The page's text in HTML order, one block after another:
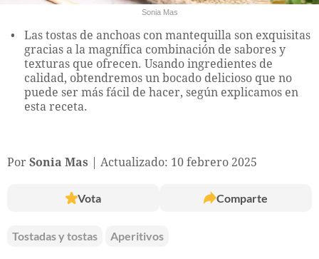
Sonia Mas
Las tostas de anchoas con mantequilla son exquisitas
gracias a la magnífica combinación de sabores y
texturas que ofrecen. Usando ingredientes de
calidad, obtendremos un bocado delicioso que no
puede ser más fácil de hacer, según explicamos en
esta receta.
Por Sonia Mas Actualizado: 10 febrero 2025
Vota Comparte
Tostadas y tostas Aperitivos